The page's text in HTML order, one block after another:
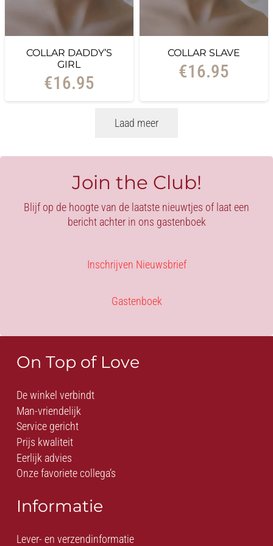
COLLAR DADDY’S
GIRL
€16.95
COLLAR SLAVE
€16.95
Laad meer
Join the Club!
Blijf op de hoogte van de laatste nieuwtjes of laat een
bericht achter in ons gastenboek
Inschrijven Nieuwsbrief
Gastenboek
On Top of Love
De winkel verbindt
Man-vriendelijk
Service gericht
Prijs kwaliteit
Eerlijk advies
Onze favoriete collega’s
Informatie
Lever- en verzendinformatie